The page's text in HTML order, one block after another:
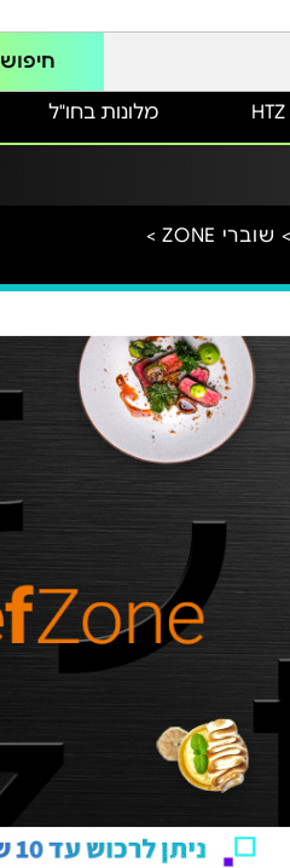
חיפוש
מלונות בחו"ל
שוברי ZONE >